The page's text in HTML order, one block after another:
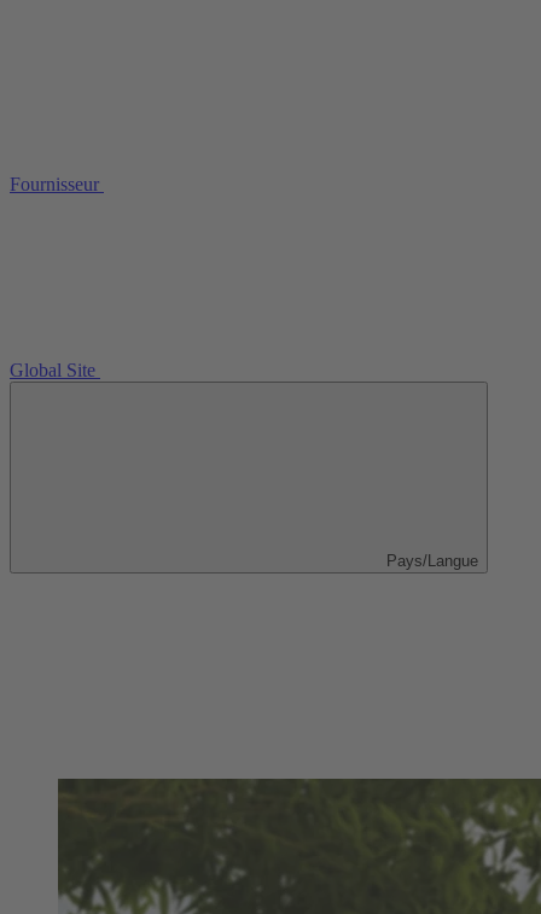
Fournisseur
Global Site
Pays/Langue